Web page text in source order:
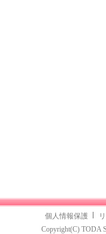
個人情報保護
Copyright(C) TODA